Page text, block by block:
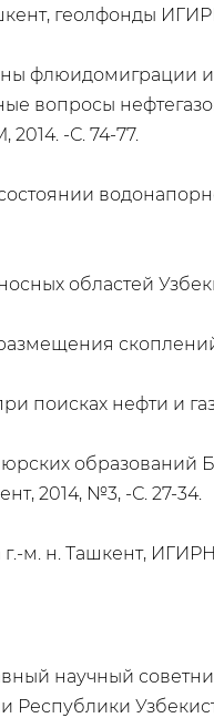
геолфонды
флюидомиграции
вопросы
-С. 74-77.
областей
скоплений
поисках нефти и
образований
2014, №3, -С. 27-34.
м. н. Ташкент,
научный